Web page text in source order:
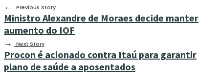
←
Previous Story
Ministro Alexandre de Moraes decide manter
aumento do IOF
→ Next Story
Procon é acionado contra Itaú para garantir
plano de saúde a aposentados